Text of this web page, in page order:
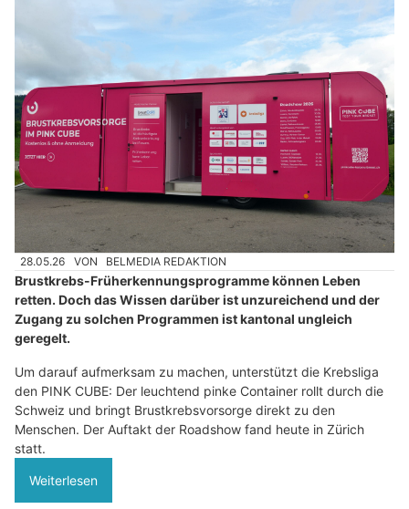
28.05.26 VON BELMEDIA REDAKTION
Brustkrebs-Früherkennungsprogramme können Leben
retten. Doch das Wissen darüber ist unzureichend und der
Zugang zu solchen Programmen ist kantonal ungleich
geregelt.
Um darauf aufmerksam zu machen, unterstützt die Krebsliga
den PINK CUBE: Der leuchtend pinke Container rollt durch die
Schweiz und bringt Brustkrebsvorsorge direkt zu den
Menschen. Der Auftakt der Roadshow fand heute in Zürich
statt.
Weiterlesen